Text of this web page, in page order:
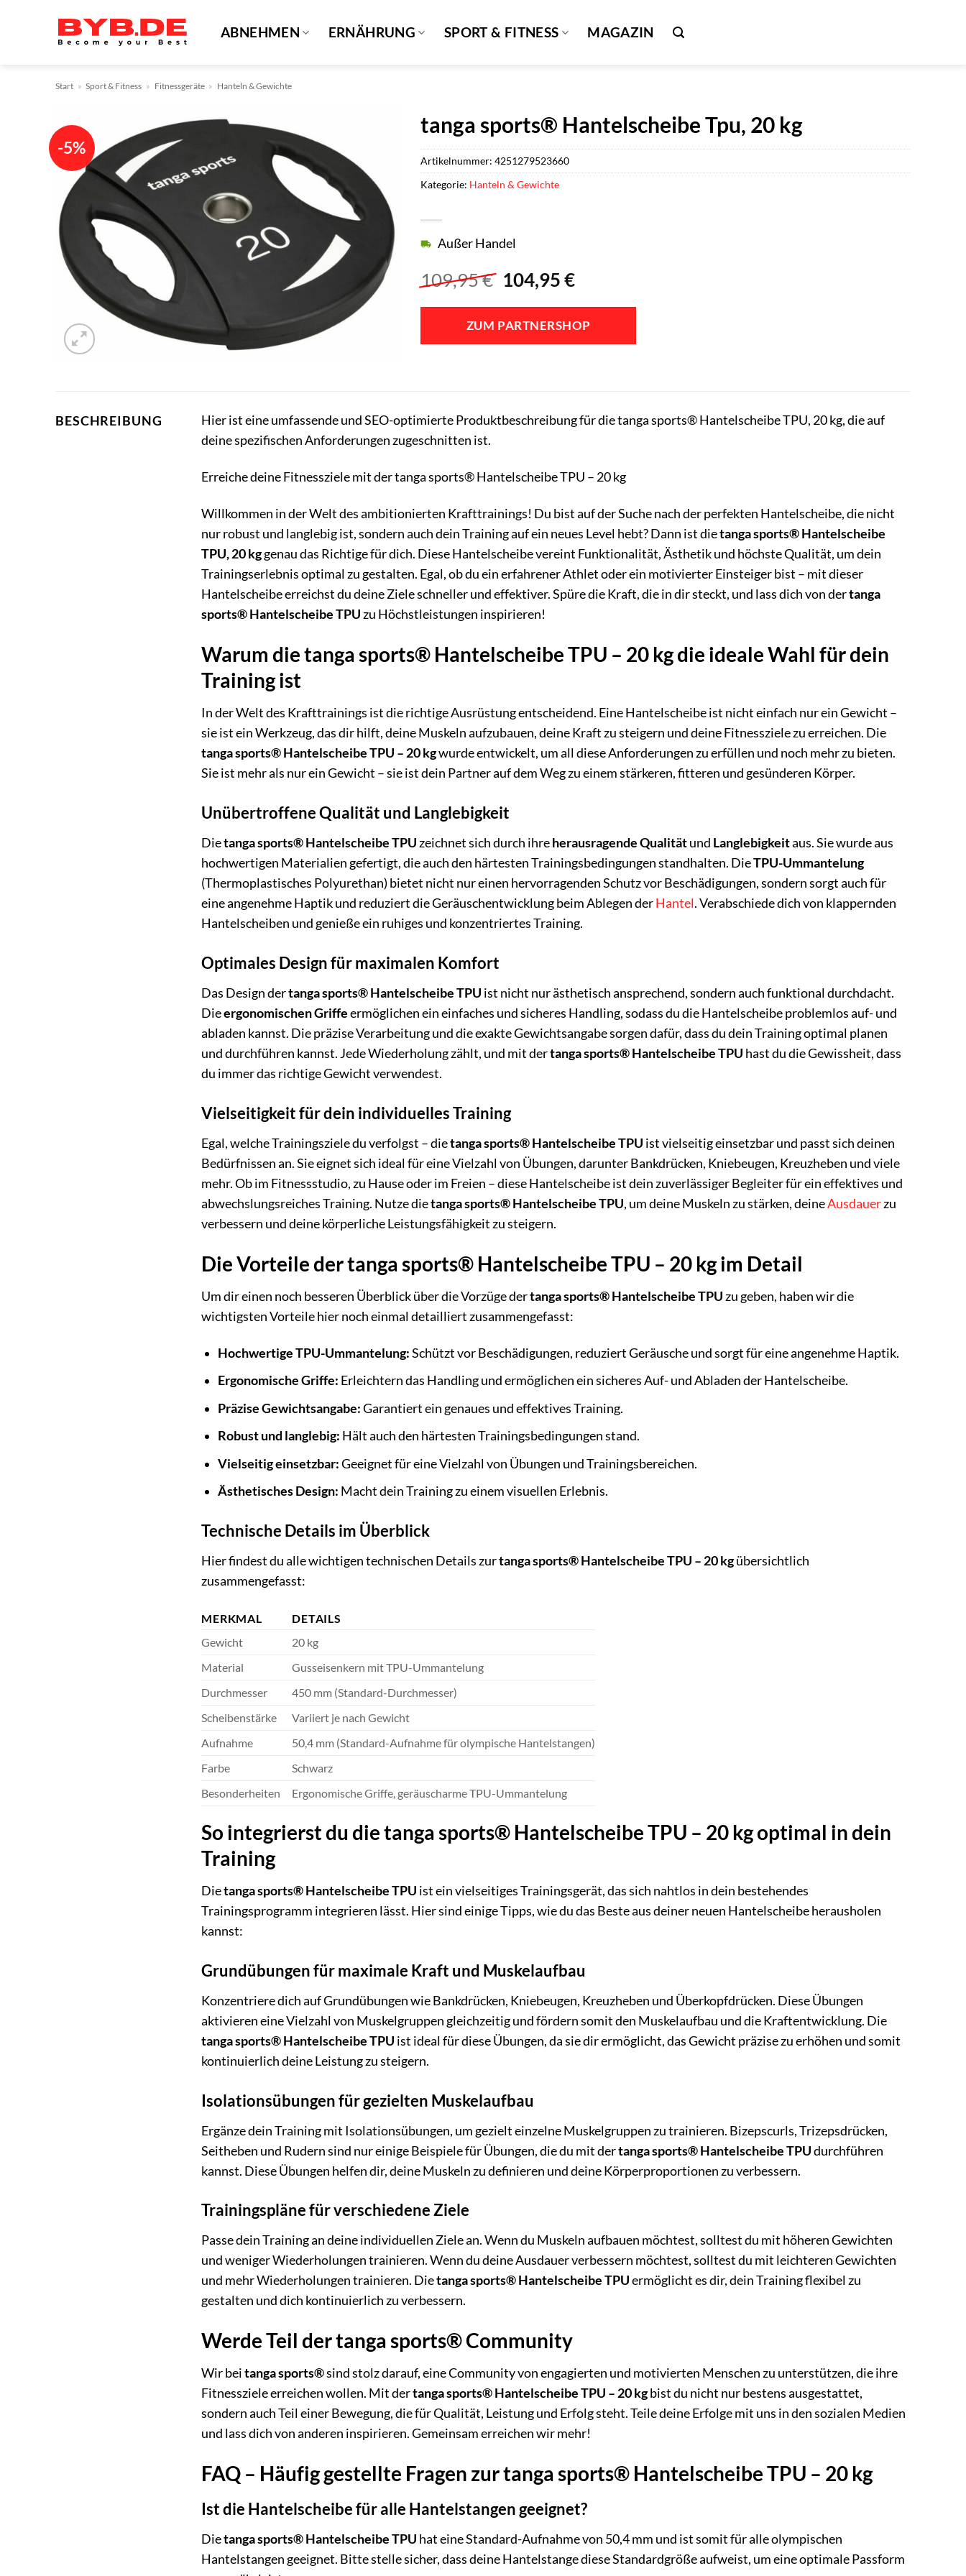
ABNEHMEN ERNÄHRUNG SPORT & FITNESS MAGAZIN
Start » Sport & Fitness » Fitnessgeräte » Hanteln & Gewichte
-5%
tanga sports® Hantelscheibe Tpu, 20 kg
109,95€ Ursprünglicher
Preis
war:
109,95 €
104,95€Aktueller
ist:
104,95 €.
Außer Handel
ZUM PARTNERSHOP
Artikelnummer:4251279523660
Kategorie: Hanteln & Gewichte
BESCHREIBUNG
Hier ist eine umfassende und SEO-optimierte Produktbeschreibung für die tanga sports® Hantelscheibe TPU, 20 kg, die auf
deine spezifischen Anforderungen zugeschnitten ist.
Erreiche deine Fitnessziele mit der tanga sports® Hantelscheibe TPU – 20 kg
Willkommen in der Welt des ambitionierten Krafttrainings! Du bist auf der Suche nach der perfekten Hantelscheibe, die nicht
nur robust und langlebig ist, sondern auch dein Training auf ein neues Level hebt? Dann ist dietanga sports® Hantelscheibe
TPU, 20 kggenau das Richtige für dich. Diese Hantelscheibe vereint Funktionalität, Ästhetik und höchste Qualität, um dein
Trainingserlebnis optimal zu gestalten. Egal, ob du ein erfahrener Athlet oder ein motivierter Einsteiger bist – mit dieser
Hantelscheibe erreichst du deine Ziele schneller und effektiver. Spüre die Kraft, die in dir steckt, und lass dich von dertanga
sports® Hantelscheibe TPUzu Höchstleistungen inspirieren!
Warum die tanga sports® Hantelscheibe TPU – 20 kg die ideale Wahl für dein
Training ist
In der Welt des Krafttrainings ist die richtige Ausrüstung entscheidend. Eine Hantelscheibe ist nicht einfach nur ein Gewicht –
sie ist ein Werkzeug, das dir hilft, deine Muskeln aufzubauen, deine Kraft zu steigern und deine Fitnessziele zu erreichen. Die
tanga sports® Hantelscheibe TPU – 20 kgwurde entwickelt, um all diese Anforderungen zu erfüllen und noch mehr zu bieten.
Sie ist mehr als nur ein Gewicht – sie ist dein Partner auf dem Weg zu einem stärkeren, fitteren und gesünderen Körper.
Unübertroffene Qualität und Langlebigkeit
Dietanga sports® Hantelscheibe TPUzeichnet sich durch ihreherausragende Qualitätund Langlebigkeitaus. Sie wurde aus
hochwertigen Materialien gefertigt, die auch den härtesten Trainingsbedingungen standhalten. DieTPU-Ummantelung
(Thermoplastisches Polyurethan) bietet nicht nur einen hervorragenden Schutz vor Beschädigungen, sondern sorgt auch für
eine angenehme Haptik und reduziert die Geräuschentwicklung beim Ablegen derHantel. Verabschiede dich von klappernden
Hantelscheiben und genieße ein ruhiges und konzentriertes Training.
Optimales Design für maximalen Komfort
Das Design dertanga sports® Hantelscheibe TPU ist nicht nur ästhetisch ansprechend, sondern auch funktional durchdacht.
Dieergonomischen Griffeermöglichen ein einfaches und sicheres Handling, sodass du die Hantelscheibe problemlos auf- und
abladen kannst. Die präzise Verarbeitung und die exakte Gewichtsangabe sorgen dafür, dass du dein Training optimal planen
und durchführen kannst. Jede Wiederholung zählt, und mit dertanga sports® Hantelscheibe TPU hast du die Gewissheit, dass
du immer das richtige Gewicht verwendest.
Vielseitigkeit für dein individuelles Training
Egal, welche Trainingsziele du verfolgst – dietanga sports® Hantelscheibe TPU ist vielseitig einsetzbar und passt sich deinen
Bedürfnissen an. Sie eignet sich ideal für eine Vielzahl von Übungen, darunter Bankdrücken, Kniebeugen, Kreuzheben und viele
mehr. Ob im Fitnessstudio, zu Hause oder im Freien – diese Hantelscheibe ist dein zuverlässiger Begleiter für ein effektives und
abwechslungsreiches Training. Nutze dietanga sports® Hantelscheibe TPU, um deine Muskeln zu stärken, deineAusdauerzu
verbessern und deine körperliche Leistungsfähigkeit zu steigern.
Die Vorteile der tanga sports® Hantelscheibe TPU – 20 kg im Detail
Um dir einen noch besseren Überblick über die Vorzüge dertanga sports® Hantelscheibe TPUzu geben, haben wir die
wichtigsten Vorteile hier noch einmal detailliert zusammengefasst:
Hochwertige TPU-Ummantelung:Schützt vor Beschädigungen, reduziert Geräusche und sorgt für eine angenehme Haptik.
Ergonomische Griffe: Erleichtern das Handling und ermöglichen ein sicheres Auf- und Abladen der Hantelscheibe.
Präzise Gewichtsangabe:Garantiert ein genaues und effektives Training.
Robust und langlebig: Hält auch den härtesten Trainingsbedingungen stand.
Vielseitig einsetzbar:Geeignet für eine Vielzahl von Übungen und Trainingsbereichen.
Ästhetisches Design: Macht dein Training zu einem visuellen Erlebnis.
Technische Details im Überblick
Hier findest du alle wichtigen technischen Details zurtanga sports® Hantelscheibe TPU – 20 kgübersichtlich
zusammengefasst:
MERKMAL
DETAILS
Gewicht
20 kg
Material
Gusseisenkern mit TPU-Ummantelung
Durchmesser
450 mm (Standard-Durchmesser)
Scheibenstärke
Variiert je nach Gewicht
Aufnahme
50,4 mm (Standard-Aufnahme für olympische Hantelstangen)
Farbe
Schwarz
Besonderheiten
Ergonomische Griffe, geräuscharme TPU-Ummantelung
So integrierst du die tanga sports® Hantelscheibe TPU – 20 kg optimal in dein
Training
Dietanga sports® Hantelscheibe TPU ist ein vielseitiges Trainingsgerät, das sich nahtlos in dein bestehendes
Trainingsprogramm integrieren lässt. Hier sind einige Tipps, wie du das Beste aus deiner neuen Hantelscheibe herausholen
kannst:
Grundübungen für maximale Kraft und Muskelaufbau
Konzentriere dich auf Grundübungen wie Bankdrücken, Kniebeugen, Kreuzheben und Überkopfdrücken. Diese Übungen
aktivieren eine Vielzahl von Muskelgruppen gleichzeitig und fördern somit den Muskelaufbau und die Kraftentwicklung. Die
tanga sports® Hantelscheibe TPU ist ideal für diese Übungen, da sie dir ermöglicht, das Gewicht präzise zu erhöhen und somit
kontinuierlich deine Leistung zu steigern.
Isolationsübungen für gezielten Muskelaufbau
Ergänze dein Training mit Isolationsübungen, um gezielt einzelne Muskelgruppen zu trainieren. Bizepscurls, Trizepsdrücken,
Seitheben und Rudern sind nur einige Beispiele für Übungen, die du mit dertanga sports® Hantelscheibe TPUdurchführen
kannst. Diese Übungen helfen dir, deine Muskeln zu definieren und deine Körperproportionen zu verbessern.
Trainingspläne für verschiedene Ziele
Passe dein Training an deine individuellen Ziele an. Wenn du Muskeln aufbauen möchtest, solltest du mit höheren Gewichten
und weniger Wiederholungen trainieren. Wenn du deine Ausdauer verbessern möchtest, solltest du mit leichteren Gewichten
und mehr Wiederholungen trainieren. Dietanga sports® Hantelscheibe TPUermöglicht es dir, dein Training flexibel zu
gestalten und dich kontinuierlich zu verbessern.
Werde Teil der tanga sports® Community
Wir beitanga sports®sind stolz darauf, eine Community von engagierten und motivierten Menschen zu unterstützen, die ihre
Fitnessziele erreichen wollen. Mit dertanga sports® Hantelscheibe TPU – 20 kgbist du nicht nur bestens ausgestattet,
sondern auch Teil einer Bewegung, die für Qualität, Leistung und Erfolg steht. Teile deine Erfolge mit uns in den sozialen Medien
und lass dich von anderen inspirieren. Gemeinsam erreichen wir mehr!
FAQ – Häufig gestellte Fragen zur tanga sports® Hantelscheibe TPU – 20 kg
Ist die Hantelscheibe für alle Hantelstangen geeignet?
Dietanga sports® Hantelscheibe TPU hat eine Standard-Aufnahme von 50,4 mm und ist somit für alle olympischen
Hantelstangen geeignet. Bitte stelle sicher, dass deine Hantelstange diese Standardgröße aufweist, um eine optimale Passform